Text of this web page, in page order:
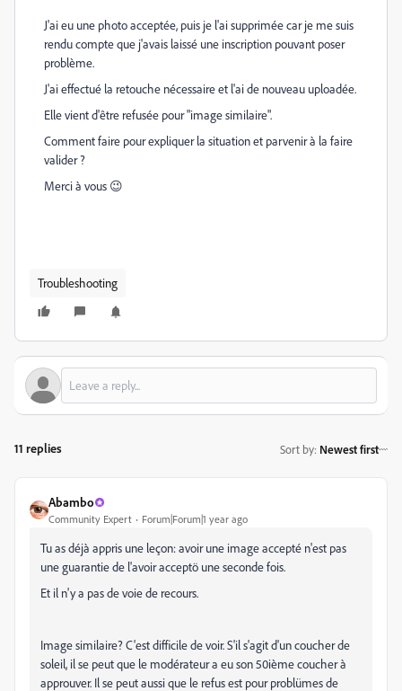
J'ai eu une photo acceptée, puis je l'ai supprimée car je me suis
rendu compte que j'avais laissé une inscription pouvant poser
problème.
J'ai effectué la retouche nécessaire et l'ai de nouveau uploadée.
Elle vient d'être refusée pour "image similaire".
Comment faire pour expliquer la situation et parvenir à la faire
valider ?
Merci à vous 😉
Troubleshooting
11 replies Sort by: Newest first
Abambo
Community Expert Forum|Forum|1 year ago
Tu as déjà appris une leçon: avoir une image accepté n'est pas
une guarantie de l'avoir acceptö une seconde fois.
Et il n'y a pas de voie de recours.
Image similaire? C'est difficile de voir. S'il s'agit d'un coucher de
soleil, il se peut que le modérateur a eu son 50ième coucher à
approuver. Il se peut aussi que le refus est pour problümes de